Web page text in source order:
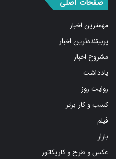
صفحات اصلی
مهمترین اخبار
پربیننده‌ترین اخبار
مشروح اخبار
یادداشت
روایت روز
کسب و کار برتر
فیلم
بازار
عکس و طرح و کاریکاتور